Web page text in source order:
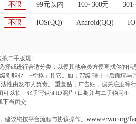
不限 99元以内 100~300元
不限 IOS(QQ) Android(QQ)
二手版规:
择或进行合适分类，以便其他会员方便查找你的信
别职业「+空格」其它。如：77级 骑士 <后面填与
性由发布人负责。 重复贴，广告贴，骗关注度等
可以拍一张手写认证ID照片+日期并与二手物同框
下当面交
建议您按平台流程与协议操作。 www.erwo.org/